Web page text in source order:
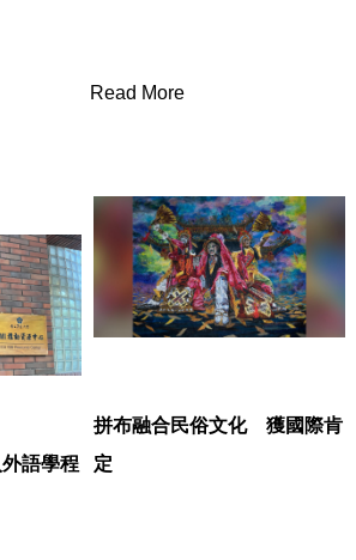
Read More
語學程
拼布融合民俗文化 獲國際肯
定